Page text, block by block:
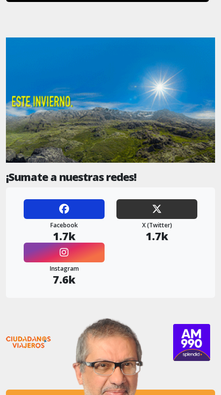
¡Sumate a nuestras redes!
Facebook
1.7k
X (Twitter)
1.7k
Instagram
7.6k